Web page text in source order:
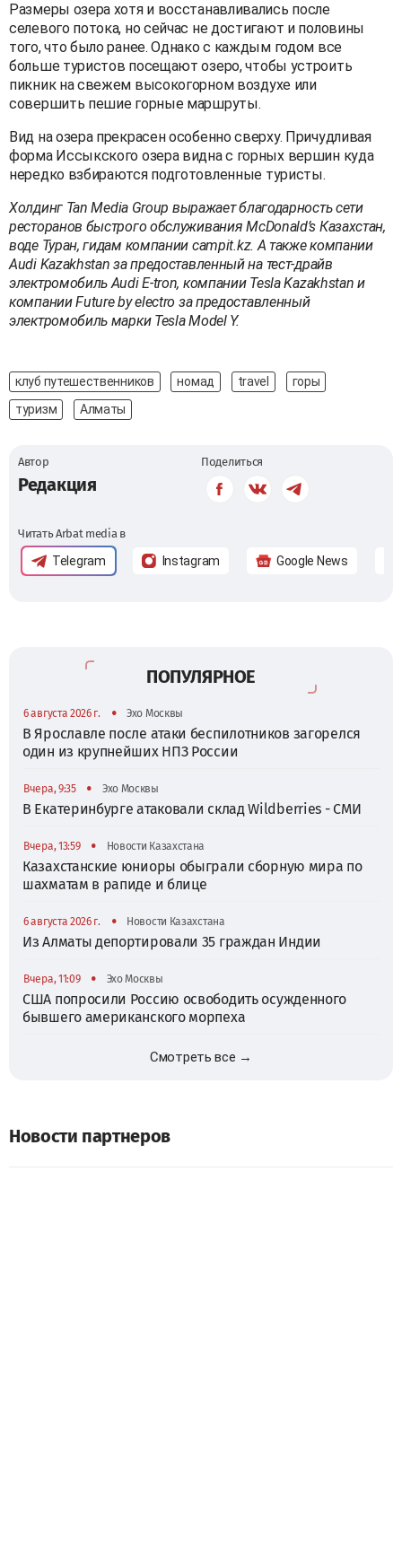
Размеры озера хотя и восстанавливались после
селевого потока, но сейчас не достигают и половины
того, что было ранее. Однако с каждым годом все
больше туристов посещают озеро, чтобы устроить
пикник на свежем высокогорном воздухе или
совершить пешие горные маршруты.
Вид на озера прекрасен особенно сверху. Причудливая
форма Иссыкского озера видна с горных вершин куда
нередко взбираются подготовленные туристы.
Холдинг Tan Media Group выражает благодарность сети
ресторанов быстрого обслуживанияMcDonald’s Казахстан,
воде Туран, гидам компании campit.kz. А также компании
Audi Kazakhstan за предоставленный на тест-драйв
электромобиль Audi E-tron, компании Tesla Kazakhstan и
компании Future by electro за предоставленный
электромобиль марки Tesla Model Y.
клуб путешественников номад travel
горы
туризм
Алматы
Автор
Редакция
Поделиться
Читать Arbat media в
Telegram Instagram Google News
ПОПУЛЯРНОЕ
6 августа 2026 г. • Эхо Москвы
В Ярославле после атаки беспилотников загорелся
один из крупнейших НПЗ России
Вчера, 9:35 • Эхо Москвы
В Екатеринбурге атаковали склад Wildberries - СМИ
Вчера, 13:59 • Новости Казахстана
Казахстанские юниоры обыграли сборную мира по
шахматам в рапиде и блице
6 августа 2026 г. • Новости Казахстана
Из Алматы депортировали 35 граждан Индии
Вчера, 11:09 • Эхо Москвы
США попросили Россию освободить осужденного
бывшего американского морпеха
Смотреть все →
Новости партнеров